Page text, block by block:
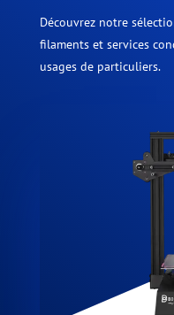
Découvrez notre
filaments et services
usages de particuliers.